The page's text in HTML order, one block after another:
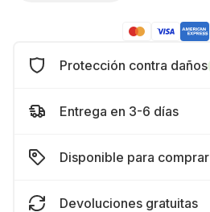
Protección contra daños
Entrega en 3-6 días
Disponible para comprar
Devoluciones gratuitas